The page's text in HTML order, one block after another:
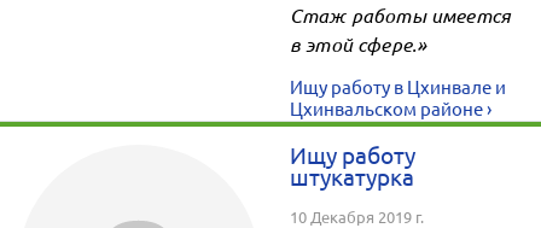
Стаж работы имеется
в этой сфере.»
Ищу работу в Цхинвале и
Цхинвальском районе ›
Ищу работу
штукатурка
10 Декабря 2019 г.